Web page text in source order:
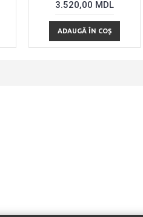
3.520,00 MDL
ADAUGĂ ÎN COŞ